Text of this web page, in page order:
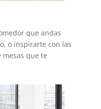
que andas
o inspirarte con las
mesas que te